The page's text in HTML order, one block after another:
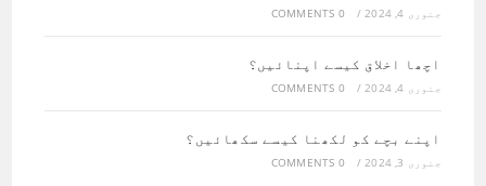
جنوری 4, 2024 /
0 COMMENTS
اچھا اخلاق کیسے اپنائیں؟
جنوری 4, 2024 /
0 COMMENTS
اپنے بچے کو لکھنا کیسے سکھائیں؟
جنوری 3, 2024 /
0 COMMENTS